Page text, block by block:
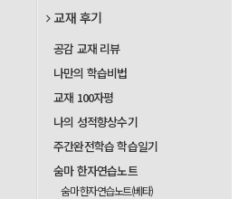
교재 후기
공감 교재 리뷰
나만의 학습비법
교재 100자평
나의 성적향상수기
주간완전학습 학습일기
숨마 한자연습노트
숨마 한자연습노트(베타)